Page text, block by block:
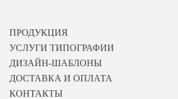
ПРОДУКЦИЯ
УСЛУГИ ТИПОГРАФИИ
ДИЗАЙН-ШАБЛОНЫ
ДОСТАВКА И ОПЛАТА
КОНТАКТЫ